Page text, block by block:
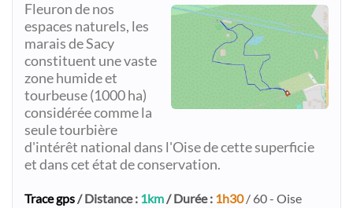
Fleuron de nos
espaces naturels, les
marais de Sacy
constituent une vaste
zone humide et
tourbeuse (1000 ha)
considérée comme la
seule tourbière
d'intérêt national dans l'Oise de cette superficie
et dans cet état de conservation.
Trace gps/ Distance : 1km/ Durée : 1h30/ 60 - Oise